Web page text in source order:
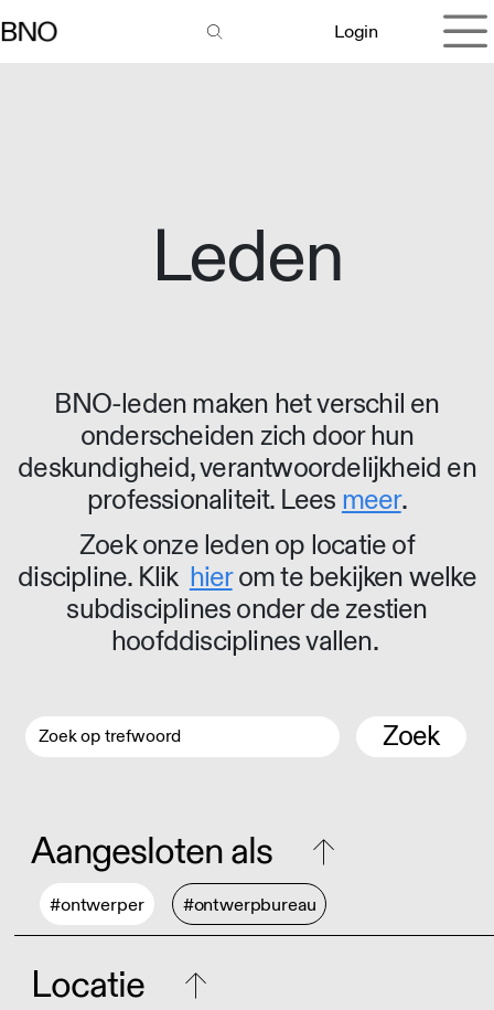
Login
Leden
BNO-leden maken het verschil en
onderscheiden zich door hun
deskundigheid, verantwoordelijkheid en
professionaliteit. Lees meer.
Zoek onze leden op locatie of
discipline. Klik hierom te bekijken welke
subdisciplines onder de zestien
hoofddisciplines vallen.
Zoek
Aangesloten als
#ontwerper #ontwerpbureau
Locatie